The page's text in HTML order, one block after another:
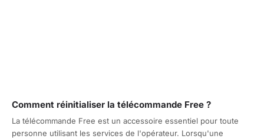
Comment réinitialiser la télécommande Free ?
La télécommande Free est un accessoire essentiel pour toute
personne utilisant les services de l'opérateur. Lorsqu'une